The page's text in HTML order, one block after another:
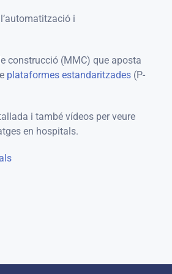
i
construcció (MMC) que aposta
plataformes estandaritzades(P-
i també vídeos per veure
en hospitals.